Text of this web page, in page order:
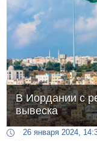
В Иордании с
вывеска
26 января 2024,